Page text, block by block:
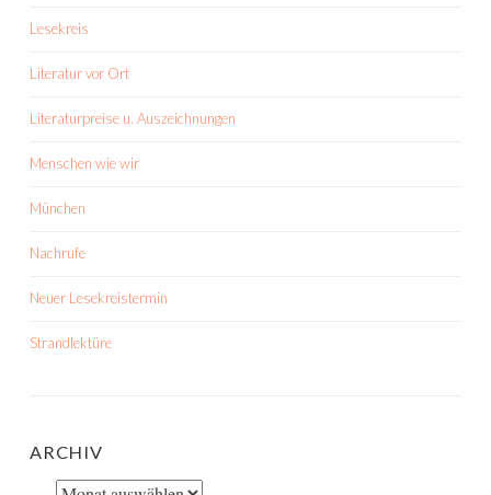
Lesekreis
Literatur vor Ort
Literaturpreise u. Auszeichnungen
Menschen wie wir
München
Nachrufe
Neuer Lesekreistermin
Strandlektüre
ARCHIV